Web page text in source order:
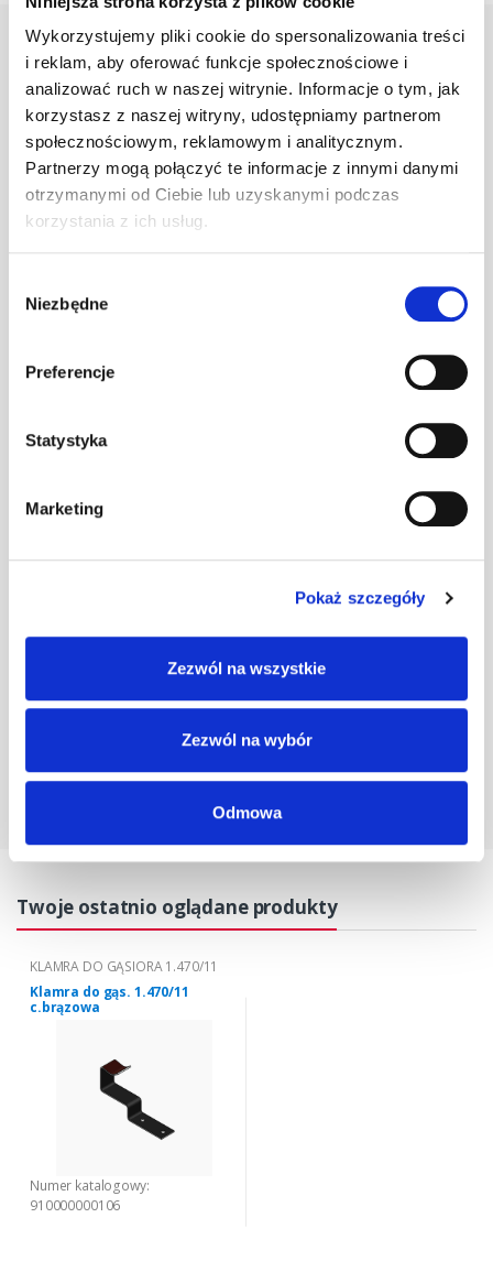
Wykorzystujemy pliki cookie do spersonalizowania treści
i reklam, aby oferować funkcje społecznościowe i
analizować ruch w naszej witrynie. Informacje o tym, jak
korzystasz z naszej witryny, udostępniamy partnerom
społecznościowym, reklamowym i analitycznym.
Partnerzy mogą połączyć te informacje z innymi danymi
otrzymanymi od Ciebie lub uzyskanymi podczas
korzystania z ich usług.
zgody
Niezbędne
Preferencje
Statystyka
Marketing
Pokaż szczegóły
Zezwól na wszystkie
Zezwól na wybór
Odmowa
Warianty Opis Specyfikacja
PRODUKT JM ILOŚĆ
czarna
Klamra do gąs.
1.470/11
szt
Twoje ostatnio oglądane produkty
KLAMRA DO GĄSIORA 1.470/11
Klamra do gąs. 1.470/11
c.brązowa
Numer katalogowy:
910000000106